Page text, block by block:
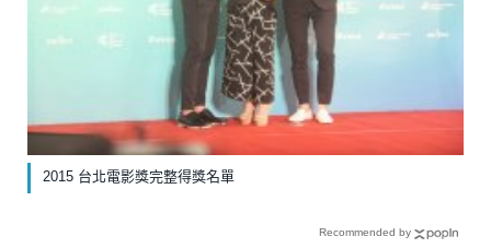
2015 台北電影獎完整得獎名單
Recommended by